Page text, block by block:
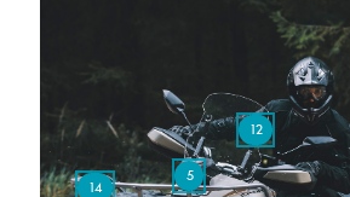
5
12
14